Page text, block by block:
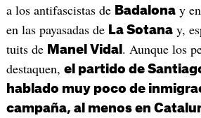
a los antifascistas de Badalonay
en las payasadas de La Sotanay,
tuits de Manel Vidal . Aunque los
destaquen, el partido de
hablado muy poco de
campaña, al menos en